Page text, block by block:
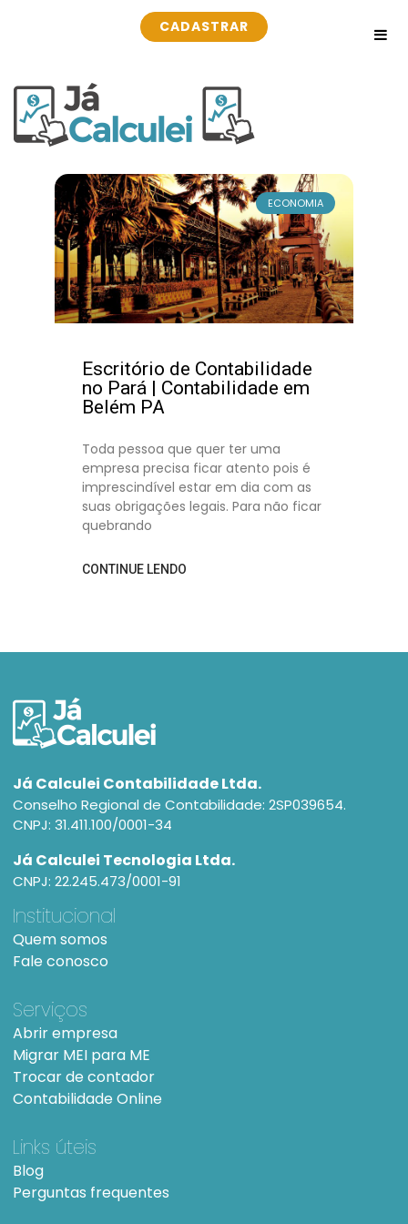
CADASTRAR
ECONOMIA
Escritório de Contabilidade
no Pará | Contabilidade em
Belém PA
Toda pessoa que quer ter uma
empresa precisa ficar atento pois é
imprescindível estar em dia com as
suas obrigações legais. Para não ficar
quebrando
CONTINUE LENDO
Já Calculei Contabilidade Ltda.
Conselho Regional de Contabilidade: 2SP039654.
CNPJ: 31.411.100/0001-34
Já Calculei Tecnologia Ltda.
CNPJ: 22.245.473/0001-91
Institucional
Quem somos
Fale conosco
Serviços
Abrir empresa
Migrar MEI para ME
Trocar de contador
Contabilidade Online
Links úteis
Blog
Perguntas frequentes